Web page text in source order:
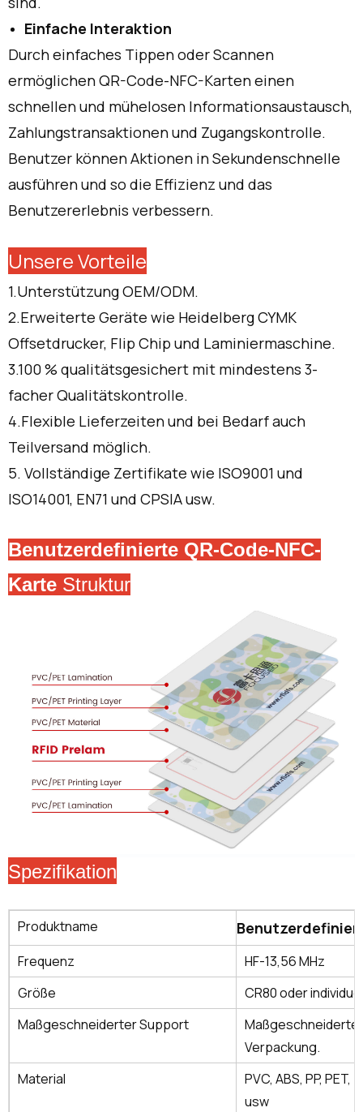
Einfache Interaktion
Durch einfaches Tippen oder Scannen
ermöglichen QR-Code-NFC-Karten einen
schnellen und mühelosen Informationsaustausch,
Zahlungstransaktionen und Zugangskontrolle.
Benutzer können Aktionen in Sekundenschnelle
ausführen und so die Effizienz und das
Benutzererlebnis verbessern.
Unsere Vorteile
1.Unterstützung OEM/ODM.
2.Erweiterte Geräte wie Heidelberg CYMK
Offsetdrucker, Flip Chip und Laminiermaschine.
3.100 % qualitätsgesichert mit mindestens 3-
facher Qualitätskontrolle.
4.Flexible Lieferzeiten und bei Bedarf auch
Teilversand möglich.
5. Vollständige Zertifikate wie ISO9001 und
ISO14001, EN71 und CPSIA usw.
Benutzerdefinierte QR-Code-NFC-
Karte Struktur
Spezifikation
Produktname
Frequenz
HF-13,56 MHz
Größe
CR80 oder
Maßgeschneiderter Support
Maßgeschneiderte
Verpackung.
Material
PVC, ABS, PP,
usw